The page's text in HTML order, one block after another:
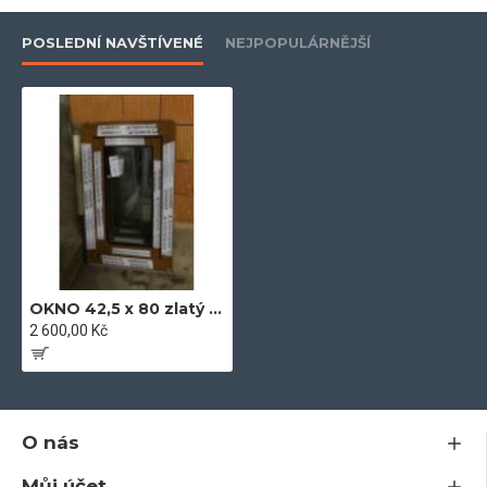
- ekologický profil bez olova
- vyztuženo žárově upraveným pozinkovaným profilem, pro
nadstandartní stabilitu
- zašikmené plochy pro optimální odtok vody a pěkný vzhled
- dvě celoobvodová dorazová těsnění
- hloubka zapuštění skla 20 mm
- záruka 5let
technických parametrech
POSLEDNÍ NAVŠTÍVENÉ NEJPOPULÁRNĚJŠÍ
OKNO 42,5 x 80 zlatý dub
2 600,00 Kč
O nás